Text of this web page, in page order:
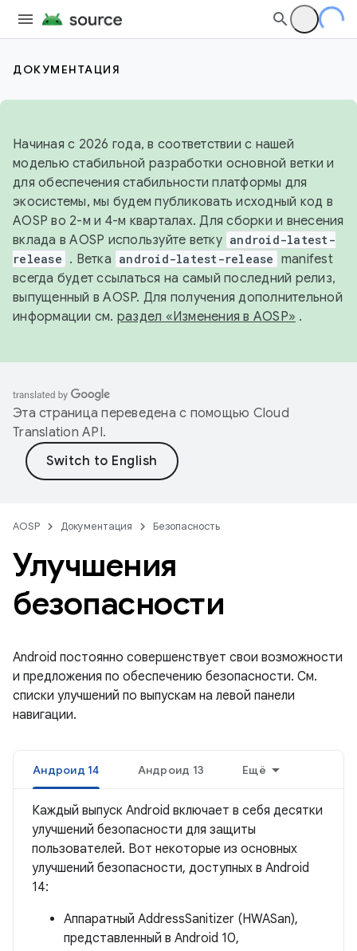
ДОКУМЕНТАЦИЯ
Начиная с 2026 года, в соответствии с нашей
моделью стабильной разработки основной ветки и
для обеспечения стабильности платформы для
экосистемы, мы будем публиковать исходный код в
AOSP во 2-м и 4-м кварталах. Для сборки и внесения
вклада в AOSP используйте ветку android-latest-
release . Ветка android-latest-release manifest
всегда будет ссылаться на самый последний релиз,
выпущенный в AOSP. Для получения дополнительной
информации см. раздел «Изменения в AOSP» .
Эта страница переведена с помощью Cloud
Translation API.
AOSP Документация Безопасность
Улучшения
безопасности
Android постоянно совершенствует свои возможности
и предложения по обеспечению безопасности. См.
списки улучшений по выпускам на левой панели
навигации.
Андроид 14 Андроид 13 Ещё
Каждый выпуск Android включает в себя десятки
улучшений безопасности для защиты
пользователей. Вот некоторые из основных
улучшений безопасности, доступных в Android
14:
Аппаратный AddressSanitizer (HWASan),
представленный в Android 10,